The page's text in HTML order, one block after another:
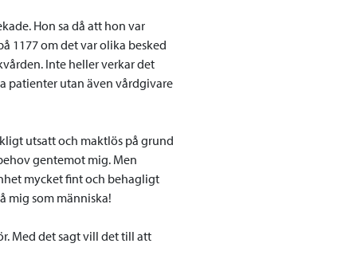
Hon sa då att hon var
1177 om det var olika besked
Inte heller verkar det
patienter utan även vårdgivare
utsatt och maktlös på grund
gentemot mig. Men
mycket fint och behagligt
mig som människa!
Med det sagt vill det till att